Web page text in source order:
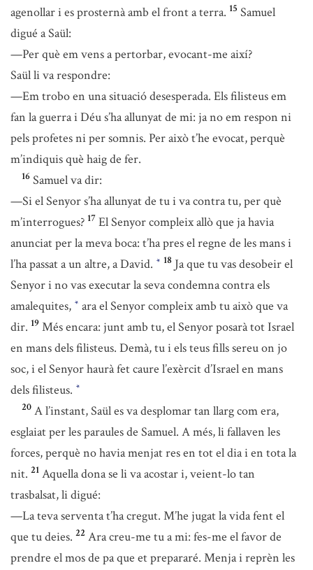
agenollar i es prosternà amb el front a terra. 15 Samuel
digué a Saül:
—Per què em vens a pertorbar, evocant-me així?
Saül li va respondre:
—Em trobo en una situació desesperada. Els filisteus em
fan la guerra i Déu s’ha allunyat de mi: ja no em respon ni
pels profetes ni per somnis. Per això t’he evocat, perquè
m’indiquis què haig de fer.
16 Samuel va dir:
—Si el Senyor s’ha allunyat de tu i va contra tu, per què
m’interrogues? 17 El Senyor compleix allò que ja havia
anunciat per la meva boca: t’ha pres el regne de les mans i
l’ha passat a un altre, a David. * 18 Ja que tu vas desobeir el
Senyor i no vas executar la seva condemna contra els
amalequites, * ara el Senyor compleix amb tu això que va
dir. 19 Més encara: junt amb tu, el Senyor posarà tot Israel
en mans dels filisteus. Demà, tu i els teus fills sereu on jo
soc, i el Senyor haurà fet caure l’exèrcit d’Israel en mans
dels filisteus. *
20 A l’instant, Saül es va desplomar tan llarg com era,
esglaiat per les paraules de Samuel. A més, li fallaven les
forces, perquè no havia menjat res en tot el dia i en tota la
nit. 21 Aquella dona se li va acostar i, veient-lo tan
trasbalsat, li digué:
—La teva serventa t’ha cregut. M’he jugat la vida fent el
que tu deies. 22 Ara creu-me tu a mi: fes-me el favor de
prendre el mos de pa que et prepararé. Menja i reprèn les